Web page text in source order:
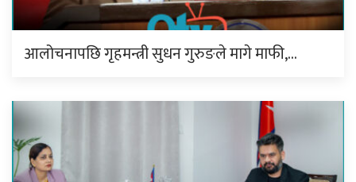
आलोचनापछि गृहमन्त्री सुधन गुरुङले मागे माफी,…